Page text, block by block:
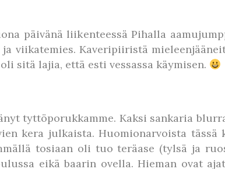
päivänä liikenteessä Pihalla
viikatemies. Kaveripiiristä
sitä lajia, että esti vessassa käymisen.
tyttöporukkamme. Kaksi sankaria
kera julkaista. Huomionarvoista
tosiaan oli tuo teräase (tylsä ja
eikä baarin ovella. Hieman ovat